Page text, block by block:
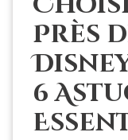
Près
6